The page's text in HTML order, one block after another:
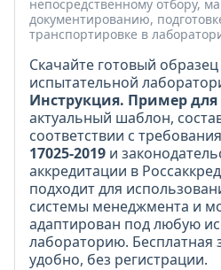
непосредственному отбору,
документированию,
транспортировке в
Скачайте готовый
испытательной
Инструкция. Пример
актуальный шаблон,
соответствии с
17025-2019 и
аккредитации в
подходит для
системы менеджмента и
адаптирован под любую
лабораторию. Бесплатная
удобно, без регистрации.